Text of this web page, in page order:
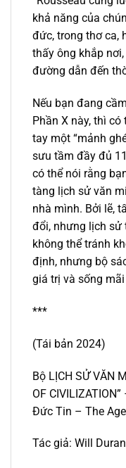
khả năng của
đức, trong thơ ca,
thấy ông khắp
đường dẫn đến
Nếu bạn đang
Phần X này, thì
tay một “mảnh
sưu tầm đầy đủ
có thể nói rằng
tàng lịch sử văn
nhà mình. Bởi lẽ,
đổi, nhưng lịch sử
không thể tránh
định, nhưng bộ
giá trị và sống
***
(Tái bản 2024)
Bộ LỊCH SỬ VĂN
OF
Đức Tin – The
Tác giả: Will